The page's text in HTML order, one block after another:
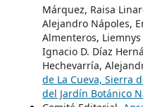
Márquez, Raisa
Alejandro Nápoles,
Almenteros,
Ignacio D. Díaz
Hechevarría,
de La Cueva, Sierra
del Jardín Botánico